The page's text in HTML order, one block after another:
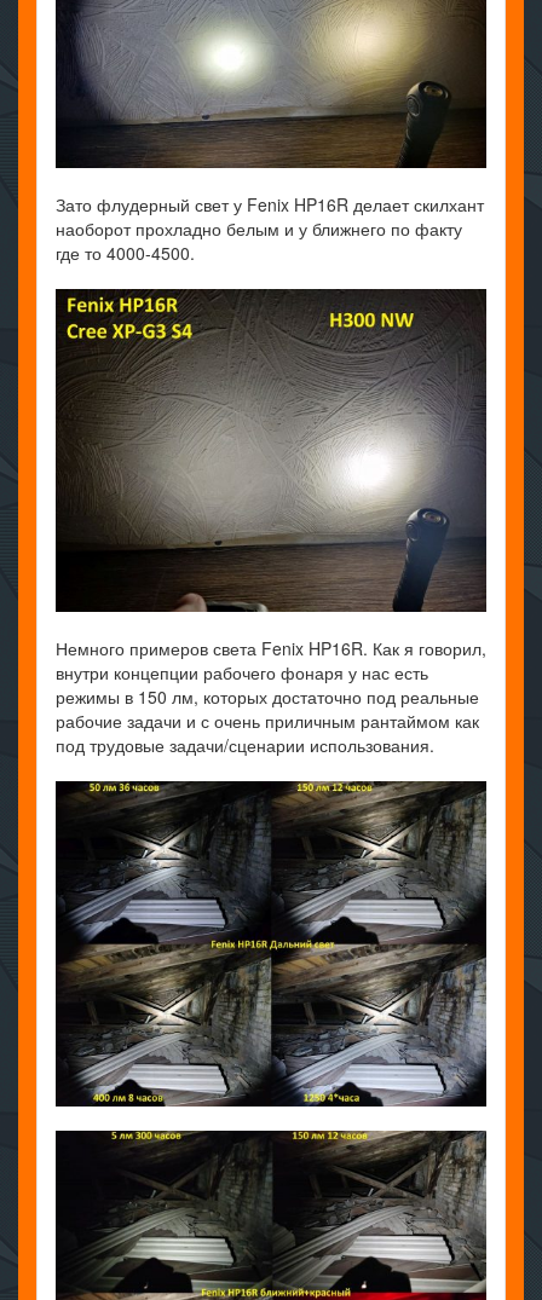
Зато флудерный свет у Fenix HP16R делает скилхант
наоборот прохладно белым и у ближнего по факту
где то 4000-4500.
Немного примеров света Fenix HP16R. Как я говорил,
внутри концепции рабочего фонаря у нас есть
режимы в 150 лм, которых достаточно под реальные
рабочие задачи и с очень приличным рантаймом как
под трудовые задачи/сценарии использования.